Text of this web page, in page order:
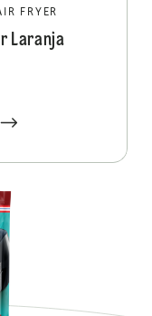
FRYER
Laranja